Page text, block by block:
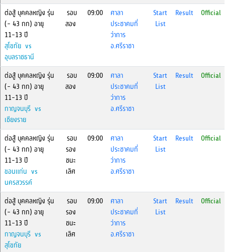
ต่อสู้ บุคคลหญิง รุ่น
(- 43 กก) อายุ
11-13 ปี
สุโขทัย vs
อุบลราชธานี
รอบ
สอง
09:00
ศาลา
ประชาคมที่
ว่าการ
อ.ศรีราชา
Start
List
Result Official
ต่อสู้ บุคคลหญิง รุ่น
(- 43 กก) อายุ
11-13 ปี
กาญจนบุรี vs
เชียงราย
รอบ
สอง
09:00
ศาลา
ประชาคมที่
ว่าการ
อ.ศรีราชา
Start
List
Result Official
ต่อสู้ บุคคลหญิง รุ่น
(- 43 กก) อายุ
11-13 ปี
ขอนแก่น vs
นครสวรรค์
รอบ
รอง
ชนะ
เลิศ
09:00
ศาลา
ประชาคมที่
ว่าการ
อ.ศรีราชา
Start
List
Result Official
ต่อสู้ บุคคลหญิง รุ่น
(- 43 กก) อายุ
11-13 ปี
กาญจนบุรี vs
สุโขทัย
รอบ
รอง
ชนะ
เลิศ
09:00
ศาลา
ประชาคมที่
ว่าการ
อ.ศรีราชา
Start
List
Result Official